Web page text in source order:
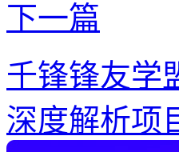
下一篇
千锋锋友学
深度解析项